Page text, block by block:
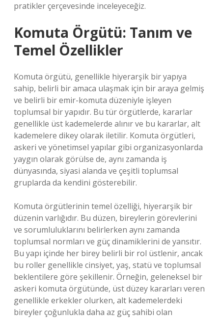
pratikler çerçevesinde inceleyeceğiz.
Komuta Örgütü: Tanım ve
Temel Özellikler
Komuta örgütü, genellikle hiyerarşik bir yapıya
sahip, belirli bir amaca ulaşmak için bir araya gelmiş
ve belirli bir emir-komuta düzeniyle işleyen
toplumsal bir yapıdır. Bu tür örgütlerde, kararlar
genellikle üst kademelerde alınır ve bu kararlar, alt
kademelere dikey olarak iletilir. Komuta örgütleri,
askeri ve yönetimsel yapılar gibi organizasyonlarda
yaygın olarak görülse de, aynı zamanda iş
dünyasında, siyasi alanda ve çeşitli toplumsal
gruplarda da kendini gösterebilir.
Komuta örgütlerinin temel özelliği, hiyerarşik bir
düzenin varlığıdır. Bu düzen, bireylerin görevlerini
ve sorumluluklarını belirlerken aynı zamanda
toplumsal normları ve güç dinamiklerini de yansıtır.
Bu yapı içinde her birey belirli bir rol üstlenir, ancak
bu roller genellikle cinsiyet, yaş, statü ve toplumsal
beklentilere göre şekillenir. Örneğin, geleneksel bir
askeri komuta örgütünde, üst düzey kararları veren
genellikle erkekler olurken, alt kademelerdeki
bireyler çoğunlukla daha az güç sahibi olan